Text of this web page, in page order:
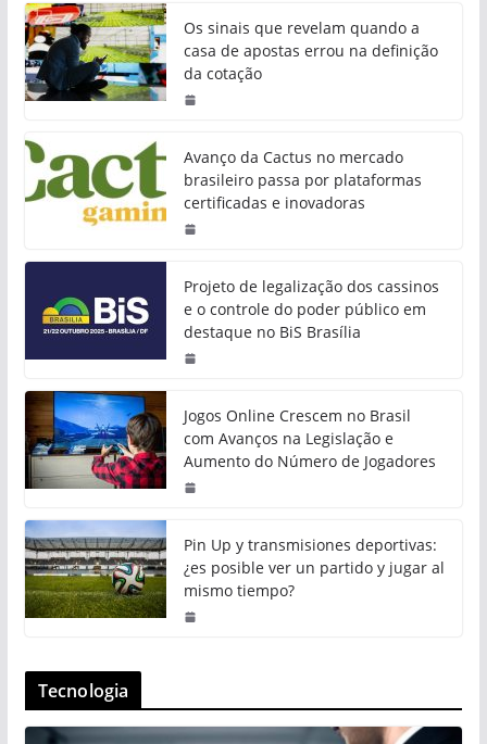
Os sinais que revelam quando a
casa de apostas errou na definição
da cotação
Avanço da Cactus no mercado
brasileiro passa por plataformas
certificadas e inovadoras
Projeto de legalização dos cassinos
e o controle do poder público em
destaque no BiS Brasília
Jogos Online Crescem no Brasil
com Avanços na Legislação e
Aumento do Número de Jogadores
Pin Up y transmisiones deportivas:
¿es posible ver un partido y jugar al
mismo tiempo?
Tecnologia